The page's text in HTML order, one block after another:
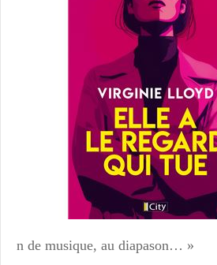
n de musique, au diapason… »